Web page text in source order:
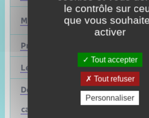
Municipales 2026
Présidentielle
Législatives 2027
Départementales
cantonales)
Mars 2028
le contrôle sur
que vous
activer
Tout accepter
Tout refuser
Personnaliser